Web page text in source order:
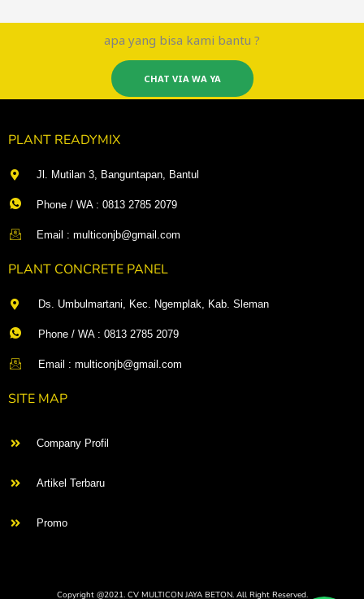
apa yang bisa kami bantu ?
CHAT VIA WA YA
PLANT READYMIX
Jl. Mutilan 3, Banguntapan, Bantul
Phone / WA : 0813 2785 2079
Email : multiconjb@gmail.com
PLANT CONCRETE PANEL
Ds. Umbulmartani, Kec. Ngemplak, Kab. Sleman
Phone / WA : 0813 2785 2079
Email : multiconjb@gmail.com
SITE MAP
Company Profil
Artikel Terbaru
Promo
Copyright @2021. CV MULTICON JAYA BETON. All Right Reserved.